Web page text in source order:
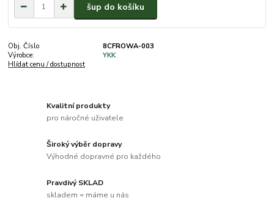
šup do košíku
Obj. Číslo
8CFROWA-003
Výrobce:
YKK
Hlídat cenu / dostupnost
Kvalitní produkty
pro náročné uživatele
Široký výběr dopravy
Výhodné dopravné pro každého
Pravdivý SKLAD
skladem = máme u nás